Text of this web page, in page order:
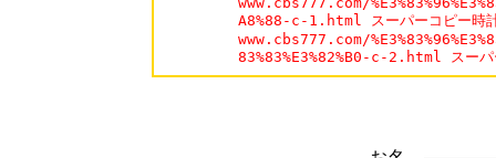
A8%88-c-1.html スーパーコピー時
www.cbs777.com/
83%83%E3%82%B0-c-2.html スーパ